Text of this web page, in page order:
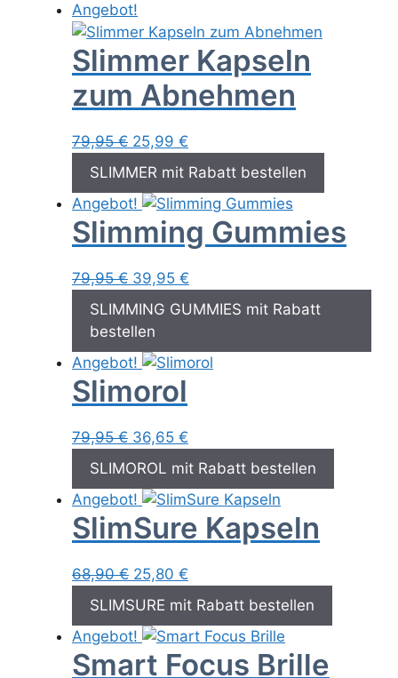
75,95 €
Angebot!
Slimmer Kapseln
zum Abnehmen
79,95€ Ursprünglicher
Preis
79,95 €
25,99 €
Preis
25,99 €.
SLIMMER mit Rabatt bestellen
Angebot!
Slimming Gummies
79,95€ Ursprünglicher
Preis
war:
39,95 €
Preis
SLIMMING GUMMIES mit Rabatt
bestellen
Angebot!
Slimorol
79,95€ Ursprünglicher
Preis
79,95 €
36,65 €
Preis
36,65 €.
SLIMOROL mit Rabatt bestellen
Angebot!
SlimSure Kapseln
68,90€ Ursprünglicher
Preis
68,90 €
25,80 €
Preis
25,80 €.
SLIMSURE mit Rabatt bestellen
Angebot!
Smart Focus Brille